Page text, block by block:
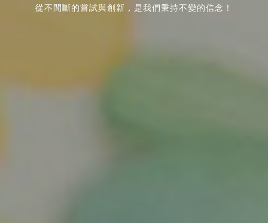
從不間斷的嘗試與創新，是我們秉持不變的信念！